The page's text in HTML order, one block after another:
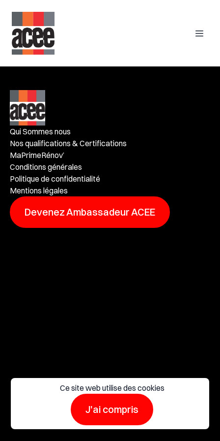
Ce site web utilise des cookies
J'ai compris
Qui Sommes nous
Nos qualifications & Certifications
MaPrimeRénov’
Conditions générales
Politique de confidentialité
Mentions légales
Devenez Ambassadeur ACEE